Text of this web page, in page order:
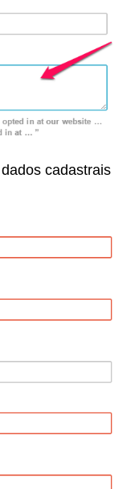
cadastrais